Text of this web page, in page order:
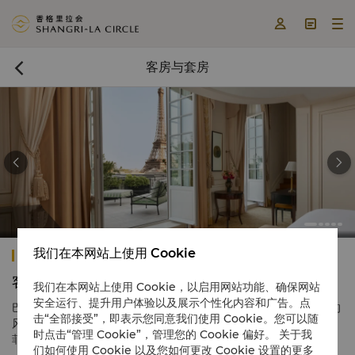
  
 客房与套房
 
巴黎香格里拉
客房与套房
巴黎香格里拉共有100间客房及套房，每间设计都兼具法国与亚洲的
风格，选用安定身心的洛可可色调，徜徉在自然光线之中。俯瞰埃
菲尔铁塔或耶拿大街的靓丽风光，适合大型家庭或团体入住。
我们在本网站上使用 Cookie
我们在本网站上使用 Cookie，以启用网站功能、确保网站
安全运行、提升用户体验以及展示个性化内容和广告。点
击“全部接受”，即表示您同意我们使用 Cookie。您可以随
时点击“管理 Cookie”，管理您的 Cookie 偏好。 关于我
们如何使用 Cookie 以及您如何更改 Cookie 设置的更多